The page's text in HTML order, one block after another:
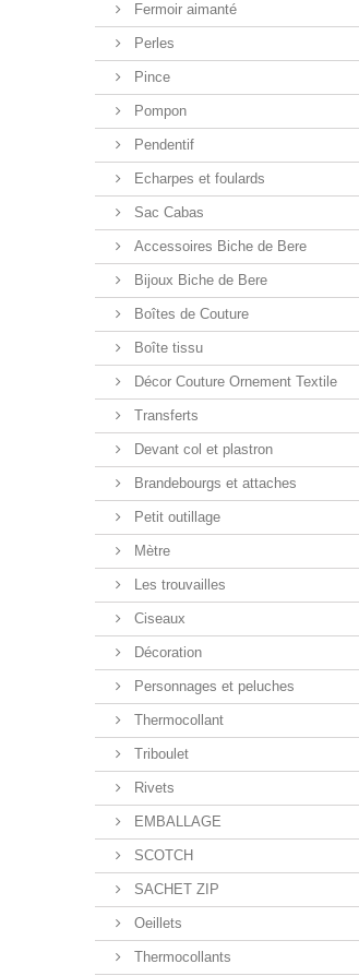
Fermoir aimanté
Perles
Pince
Pompon
Pendentif
Echarpes et foulards
Sac Cabas
Accessoires Biche de Bere
Bijoux Biche de Bere
Boîtes de Couture
Boîte tissu
Décor Couture Ornement Textile
Transferts
Devant col et plastron
Brandebourgs et attaches
Petit outillage
Mètre
Les trouvailles
Ciseaux
Décoration
Personnages et peluches
Thermocollant
Triboulet
Rivets
EMBALLAGE
SCOTCH
SACHET ZIP
Oeillets
Thermocollants